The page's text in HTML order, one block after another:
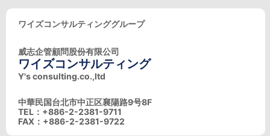
ワイズコンサルティンググループ
威志企管顧問股份有限公司
ワイズコンサルティング
Y's consulting.co.,ltd
中華民国台北市中正区襄陽路9号8F
TEL：+886-2-2381-9711
FAX：+886-2-2381-9722